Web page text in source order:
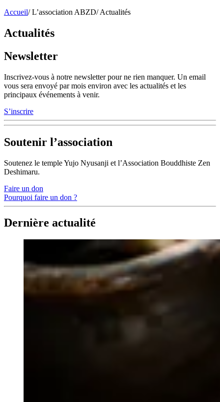
Accueil/ L’association ABZD/ Actualités
Actualités
Newsletter
Inscrivez-vous à notre newsletter pour ne rien manquer. Un email
vous sera envoyé par mois environ avec les actualités et les
principaux événements à venir.
S’inscrire
Soutenir l’association
Soutenez le temple Yujo Nyusanji et l’Association Bouddhiste Zen
Deshimaru.
Faire un don
Pourquoi faire un don ?
Dernière actualité